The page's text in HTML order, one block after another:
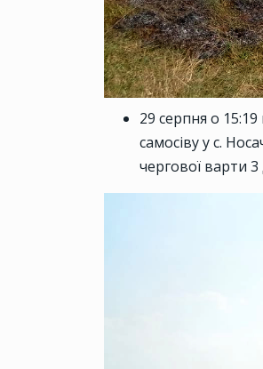
29 серпня о
самосіву у с.
чергової варти